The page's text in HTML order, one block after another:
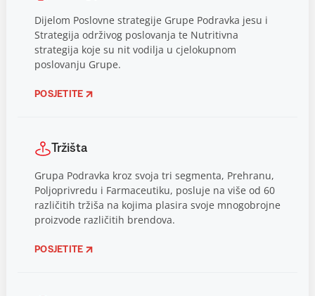
Dijelom Poslovne strategije Grupe Podravka jesu i
Strategija održivog poslovanja te Nutritivna
strategija koje su nit vodilja u cjelokupnom
poslovanju Grupe.
POSJETITE
Tržišta
Grupa Podravka kroz svoja tri segmenta, Prehranu,
Poljoprivredu i Farmaceutiku, posluje na više od 60
različitih tržiša na kojima plasira svoje mnogobrojne
proizvode različitih brendova.
POSJETITE